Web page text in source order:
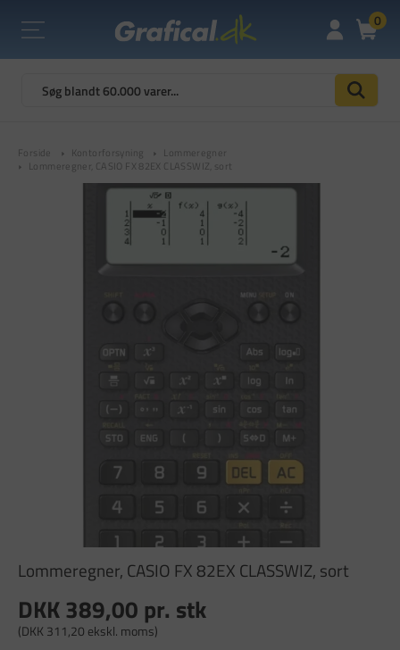
0
Forside Kontorforsyning
Lommeregner
Lommeregner, CASIO FX 82EX CLASSWIZ, sort
Lommeregner, CASIO FX 82EX CLASSWIZ, sort
DKK 389,00 pr. stk
(DKK 311,20 ekskl. moms)